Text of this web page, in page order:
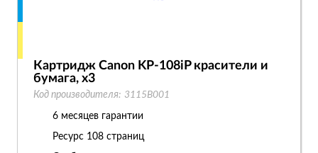
Картридж Canon KP-108iP красители и
бумага, x3
Код производителя: 3115B001
6 месяцев гарантии
Ресурс 108 страниц